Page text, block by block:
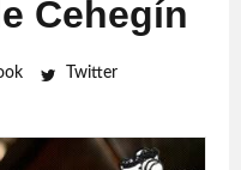
Cehegín
Twitter